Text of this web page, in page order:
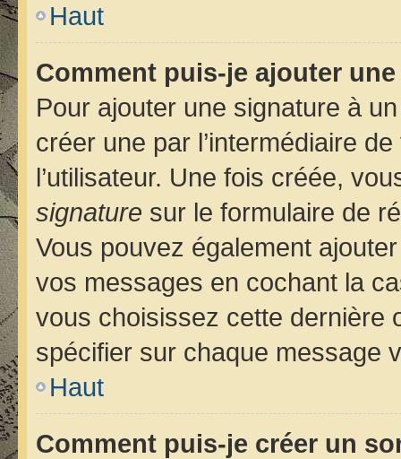
Haut
Comment puis-je ajouter
Pour ajouter une signature à
créer une par l’intermédiaire
l’utilisateur. Une fois créée,
signature sur le formulaire de
Vous pouvez également
vos messages en cochant la
vous choisissez cette dernière
spécifier sur chaque message
Haut
Comment puis-je créer un